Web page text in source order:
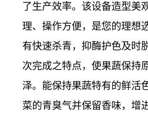
了生产效率。该设备造型美
理、操作方便，是您的理想
有快速杀青，抑酶护色及时
次完成之特点，使果蔬保持
泽。能保持果蔬特有的鲜活
菜的青臭气并保留香味，增